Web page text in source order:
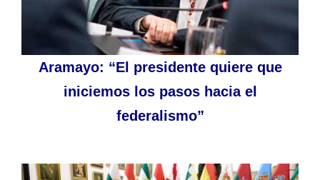
Aramayo: “El presidente quiere que
iniciemos los pasos hacia el
federalismo”